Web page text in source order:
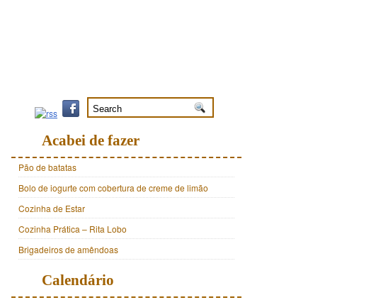
Acabei de fazer
Pão de batatas
Bolo de iogurte com cobertura de creme de limão
Cozinha de Estar
Cozinha Prática – Rita Lobo
Brigadeiros de amêndoas
Calendário